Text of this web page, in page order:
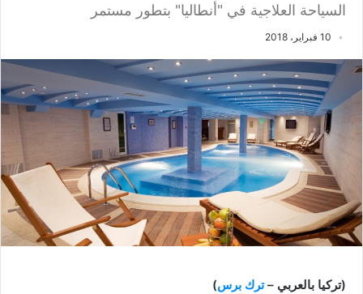
السياحة العلاجية في "أنطاليا" بتطور مستمر
10 فبراير، 2018
(تركيا بالعربي –ترك برس)